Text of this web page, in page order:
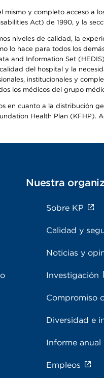
mismo y completo acceso a
Act) de 1990, y la
niveles de calidad, la
lo hace para todos los
and Information Set
del hospital y la
institucionales y
los médicos del grupo
en cuanto a la distribución
Health Plan (KFHP).
Nuestra
Sobre KP
Calidad y
Noticias y
Investigación
Compromiso
Diversidad e
Informe anual
Empleos